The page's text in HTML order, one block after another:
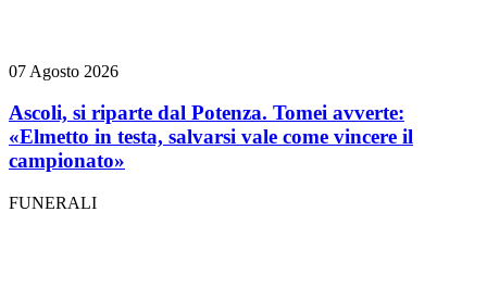
07 Agosto 2026
Ascoli, si riparte dal Potenza. Tomei avverte:
«Elmetto in testa, salvarsi vale come vincere il
campionato»
FUNERALI